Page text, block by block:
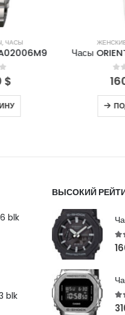
ЧАСЫ
FQCBB004W0
of 5
Часы
blk
blk
ВЫСОКИЙ
5
5